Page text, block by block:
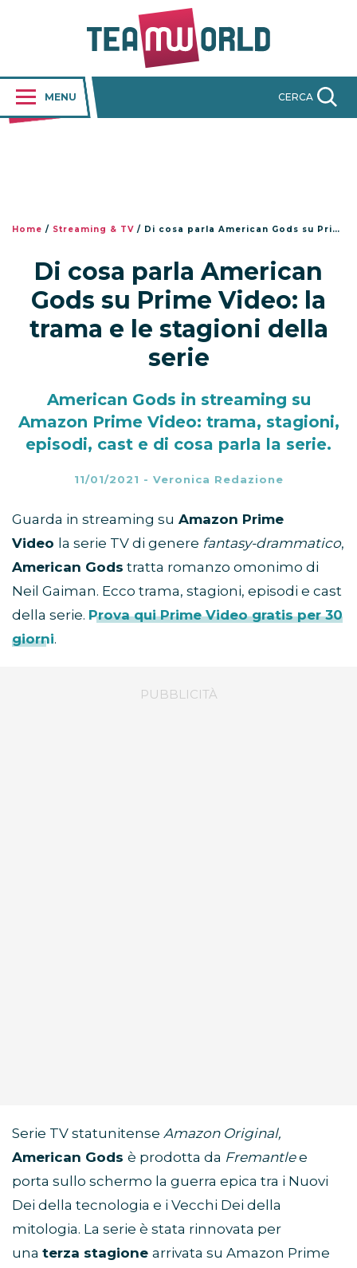
MENU CERCA
Home / Streaming & TV / Di cosa parla American Gods su Prime Video: la trama e le stagioni della serie
Di cosa parla American
Gods su Prime Video: la
trama e le stagioni della
serie
American Gods in streaming su
Amazon Prime Video: trama, stagioni,
episodi, cast e di cosa parla la serie.
11/01/2021 - Veronica Redazione
Guarda in streaming su Amazon Prime
Video la serie TV di genere fantasy-drammatico,
American Gods tratta romanzo omonimo di
Neil Gaiman. Ecco trama, stagioni, episodi e cast
della serie. Prova qui Prime Video gratis per 30
giorni.
Serie TV statunitense Amazon Original,
American Gods è prodotta da Fremantlee
porta sullo schermo la guerra epica tra i Nuovi
Dei della tecnologia e i Vecchi Dei della
mitologia. La serie è stata rinnovata per
una terza stagione arrivata su Amazon Prime